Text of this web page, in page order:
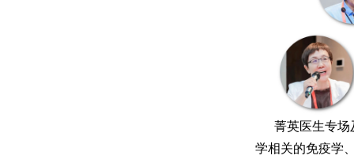
菁英医生专
学相关的免疫学